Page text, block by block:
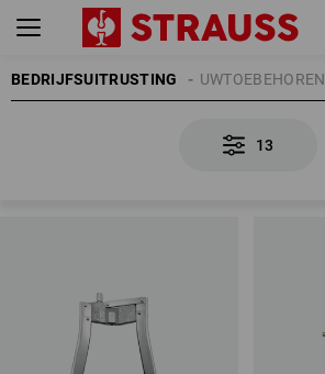
BEDRIJFSUITRUSTING BOUWTOEBEHOREN
13